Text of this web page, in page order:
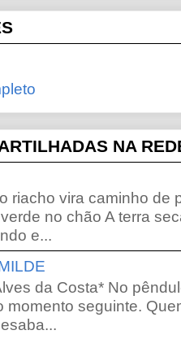
NA
riacho vira caminho de
no chão A terra
e...
da Costa* No
momento seguinte.